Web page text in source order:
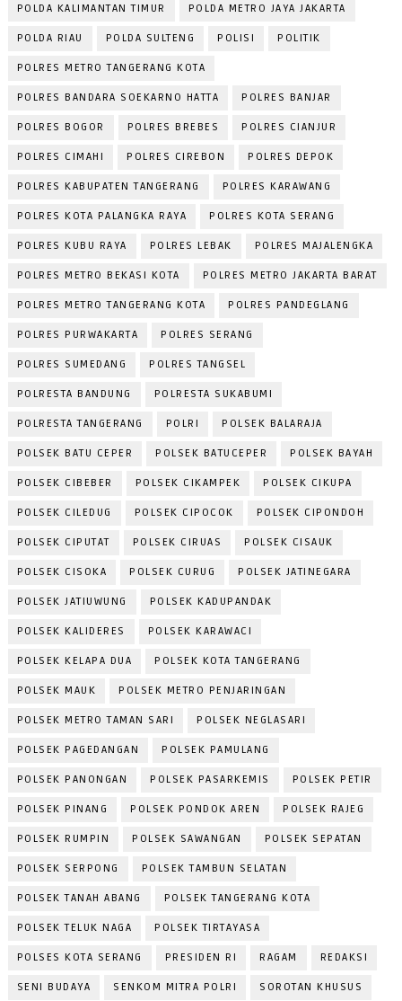
POLDA KALIMANTAN TIMUR POLDA METRO JAYA JAKARTA
POLDA RIAU POLDA SULTENG POLISI POLITIK
POLRES METRO TANGERANG KOTA
POLRES BANDARA SOEKARNO HATTA POLRES BANJAR
POLRES BOGOR POLRES BREBES POLRES CIANJUR
POLRES CIMAHI POLRES CIREBON POLRES DEPOK
POLRES KABUPATEN TANGERANG POLRES KARAWANG
POLRES KOTA PALANGKA RAYA POLRES KOTA SERANG
POLRES KUBU RAYA POLRES LEBAK POLRES MAJALENGKA
POLRES METRO BEKASI KOTA POLRES METRO JAKARTA BARAT
POLRES METRO TANGERANG KOTA POLRES PANDEGLANG
POLRES PURWAKARTA POLRES SERANG
POLRES SUMEDANG POLRES TANGSEL
POLRESTA BANDUNG POLRESTA SUKABUMI
POLRESTA TANGERANG POLRI POLSEK BALARAJA
POLSEK BATU CEPER POLSEK BATUCEPER POLSEK BAYAH
POLSEK CIBEBER POLSEK CIKAMPEK POLSEK CIKUPA
POLSEK CILEDUG POLSEK CIPOCOK POLSEK CIPONDOH
POLSEK CIPUTAT POLSEK CIRUAS POLSEK CISAUK
POLSEK CISOKA POLSEK CURUG POLSEK JATINEGARA
POLSEK JATIUWUNG POLSEK KADUPANDAK
POLSEK KALIDERES POLSEK KARAWACI
POLSEK KELAPA DUA POLSEK KOTA TANGERANG
POLSEK MAUK POLSEK METRO PENJARINGAN
POLSEK METRO TAMAN SARI POLSEK NEGLASARI
POLSEK PAGEDANGAN POLSEK PAMULANG
POLSEK PANONGAN POLSEK PASARKEMIS POLSEK PETIR
POLSEK PINANG POLSEK PONDOK AREN POLSEK RAJEG
POLSEK RUMPIN POLSEK SAWANGAN POLSEK SEPATAN
POLSEK SERPONG POLSEK TAMBUN SELATAN
POLSEK TANAH ABANG POLSEK TANGERANG KOTA
POLSEK TELUK NAGA POLSEK TIRTAYASA
POLSES KOTA SERANG PRESIDEN RI RAGAM REDAKSI
SENI BUDAYA SENKOM MITRA POLRI SOROTAN KHUSUS